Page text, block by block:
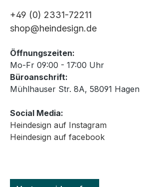
+49 (0) 2331-72211
shop@heindesign.de
Öffnungszeiten:
Mo-Fr 09:00 - 17:00 Uhr
Büroanschrift:
Mühlhauser Str. 8A, 58091 Hagen
Social Media:
Heindesign auf Instagram
Heindesign auf facebook